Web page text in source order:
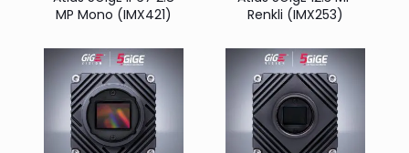
MP Mono (IMX421)
Renkli (IMX253)